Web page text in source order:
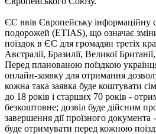
ЄС ввів Європейську інформаційну
подорожей (ETIAS), що означає
поїздок в ЄС для громадян третіх
Австралії, Бразилії, Великої
Перед планованою поїздкою
онлайн-заявку для отримання
кожна така заявка буде коштувати
до 18 років і старших 70 років -
безкоштовне; дозвіл буде дійсним
завершення дії проїзного документа
буде отримувати перед кожною